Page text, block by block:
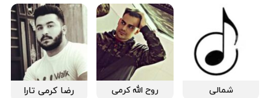
شمالی روح الله کرمی رضا کرمی تارا